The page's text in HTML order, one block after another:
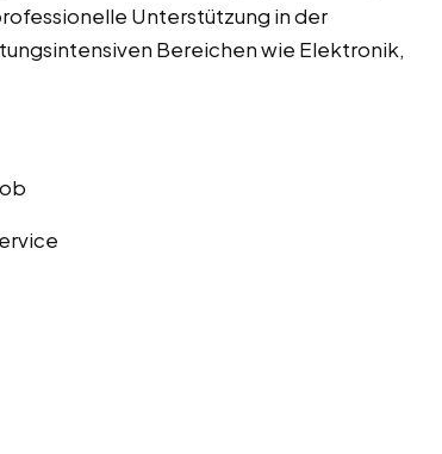
Unterstützung in der
Bereichen wie Elektronik,